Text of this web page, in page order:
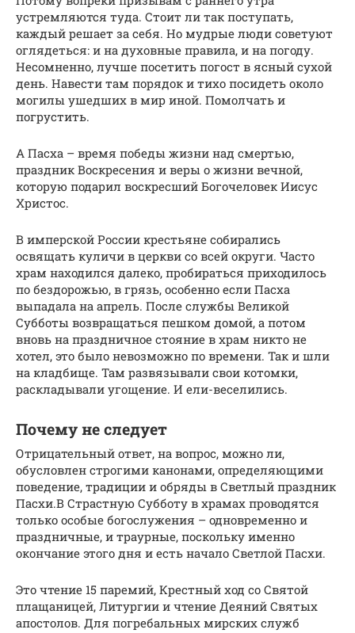
устремляются туда. Стоит ли так поступать,
каждый решает за себя. Но мудрые люди советуют
оглядеться: и на духовные правила, и на погоду.
Несомненно, лучше посетить погост в ясный сухой
день. Навести там порядок и тихо посидеть около
могилы ушедших в мир иной. Помолчать и
погрустить.
А Пасха – время победы жизни над смертью,
праздник Воскресения и веры о жизни вечной,
которую подарил воскресший Богочеловек Иисус
Христос.
В имперской России крестьяне собирались
освящать куличи в церкви со всей округи. Часто
храм находился далеко, пробираться приходилось
по бездорожью, в грязь, особенно если Пасха
выпадала на апрель. После службы Великой
Субботы возвращаться пешком домой, а потом
вновь на праздничное стояние в храм никто не
хотел, это было невозможно по времени. Так и шли
на кладбище. Там развязывали свои котомки,
раскладывали угощение. И ели-веселились.
Почему не следует
Отрицательный ответ, на вопрос, можно ли,
обусловлен строгими канонами, определяющими
поведение, традиции и обряды в Светлый праздник
Пасхи.В Страстную Субботу в храмах проводятся
только особые богослужения – одновременно и
праздничные, и траурные, поскольку именно
окончание этого дня и есть начало Светлой Пасхи.
Это чтение 15 паремий, Крестный ход со Святой
плащаницей, Литургии и чтение Деяний Святых
апостолов. Для погребальных мирских служб